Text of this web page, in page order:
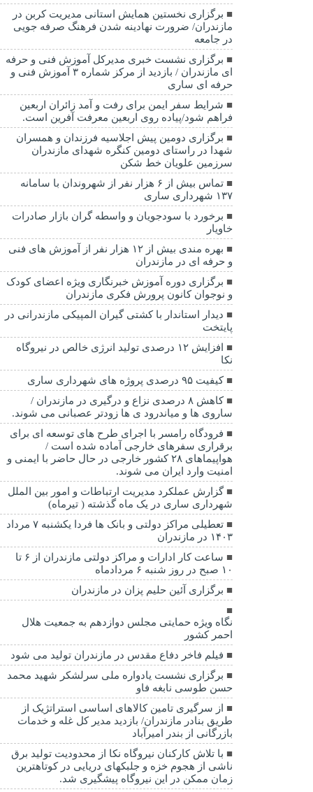
برگزاری نخستین همایش استانی مدیریت کربن در
مازندران/ ضرورت نهادینه شدن فرهنگ صرفه جویی
در جامعه
برگزاری نشست خبری مدیرکل آموزش فنی و حرفه
ای مازندران / بازدید از مرکز شماره ۳ آموزش فنی و
حرفه ای ساری
شرایط سفر ایمن برای رفت و آمد زائران اربعین
فراهم شود/پیاده روی اربعین معرفت آفرین است.
برگزاری دومین پیش اجلاسیه فرزندان و همسران
شهدا در راستای دومین کنگره شهدای مازندران
سرزمین علویان خط شکن
تماس بیش از ۶ هزار نفر از شهروندان با سامانه
۱۳۷ شهرداری ساری
برخورد با سودجویان و واسطه گران بازار صادرات
خاویار
بهره مندی بیش از ۱۲ هزار نفر از آموزش های فنی
و حرفه ای در مازندران
برگزاری دوره آموزش خبرنگاری ویژه اعضای کودک
و نوجوان کانون پرورش فکری مازندران
دیدار استاندار با کشتی گیران المپیکی مازندرانی در
پایتخت
افزایش ۱۲ درصدی تولید انرژی خالص در نیروگاه
نکا
کیفیت ۹۵ درصدی پروژه های شهرداری ساری
کاهش ۸ درصدی نزاع و درگیری در مازندران /
ساروی ها و میاندرود ی ها زودتر عصبانی می شوند.
فرودگاه رامسر با اجرای طرح های توسعه ای برای
برقراری سفرهای خارجی آماده شده است /
هواپیماهای ۲۸ کشور خارجی در حال حاضر با ایمنی و
امنیت وارد ایران می شوند.
گزارش عملکرد مدیریت ارتباطات و امور بین الملل
شهرداری ساری در یک ماه گذشته ( تیرماه)
تعطیلی مراکز دولتی و بانک ها فردا یکشنبه ۷ مرداد
۱۴۰۳ در مازندران
ساعت کار ادارات و مراکز دولتی مازندران از ۶ تا
۱۰ صبح در روز شنبه ۶ مردادماه
برگزاری آئین حلیم پزان در مازندران
نگاه ویژه حمایتی مجلس دوازدهم به جمعیت هلال
احمر کشور
فیلم فاخر دفاع مقدس در مازندران تولید می شود
برگزاری نشست یادواره ملی سرلشکر شهید محمد
حسن طوسی نابغه فاو
از سرگیری تامین کالاهای اساسی استراتژیک از
طریق بنادر مازندران/ بازدید مدیر کل غله و خدمات
بازرگانی از بندر امیرآباد
با تلاش کارکنان نیروگاه نکا از محدودیت تولید برق
ناشی از هجوم خزه و جلبکهای دریایی در کوتاهترین
زمان ممکن در این نیروگاه پیشگیری شد.